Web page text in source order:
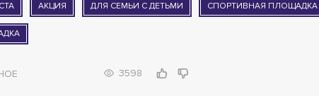
АКЦИЯ ДЛЯ СЕМЬИ С ДЕТЬМИ СПОРТИВНАЯ ПЛОЩАДКА
3598